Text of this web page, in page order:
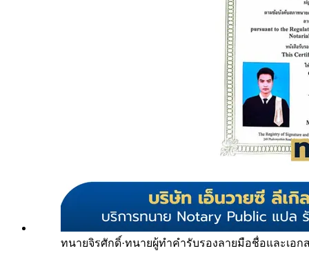
ทนายจิรศักดิ์·ทนายผู้ทำคำรับรองลายมือชื่อและเอก